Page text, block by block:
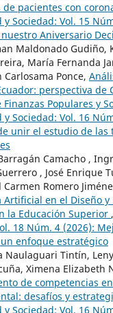
pacientes con
Sociedad: Vol. 15
Aniversario
Maldonado Gudiño,
María Fernanda
Carlosama Ponce,
perspectiva de
Finanzas Populares y
Sociedad: Vol. 16
unir el estudio de las
Camacho ,
, José Enrique
Carmen Romero
en el Diseño y
la Educación Superior ,
18 Núm. 4 (2026):
enfoque estratégico
Naulaguari Tintín,
Ximena Elizabeth
de competencias
desafíos y
Sociedad: Vol. 16